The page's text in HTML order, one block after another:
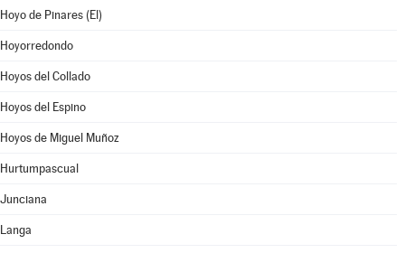
Hoyo de Pinares (El)
Hoyorredondo
Hoyos del Collado
Hoyos del Espino
Hoyos de Miguel Muñoz
Hurtumpascual
Junciana
Langa